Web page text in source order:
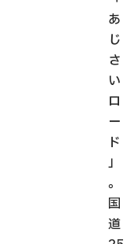
あ
じ
さ
い
ロ
ー
ド
」
。
国
道